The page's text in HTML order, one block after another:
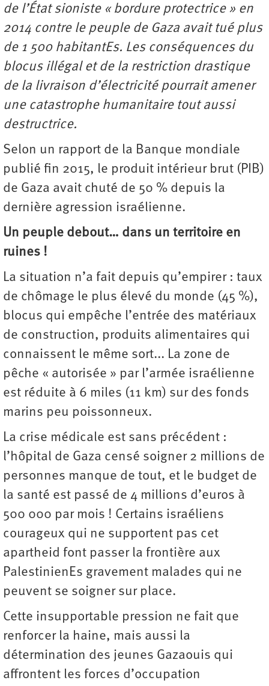
de l’État sioniste « bordure protectrice » en
2014 contre le peuple de Gaza avait tué plus
de 1 500 habitantEs. Les conséquences du
blocus illégal et de la restriction drastique
de la livraison d’électricité pourrait amener
une catastrophe humanitaire tout aussi
destructrice.
Selon un rapport de la Banque mondiale
publié fin 2015, le produit intérieur brut (PIB)
de Gaza avait chuté de 50 % depuis la
dernière agression israélienne.
Un peuple debout… dans un territoire en
ruines !
La situation n’a fait depuis qu’empirer : taux
de chômage le plus élevé du monde (45 %),
blocus qui empêche l’entrée des matériaux
de construction, produits alimentaires qui
connaissent le même sort... La zone de
pêche « autorisée » par l’armée israélienne
est réduite à 6 miles (11 km) sur des fonds
marins peu poissonneux.
La crise médicale est sans précédent :
l’hôpital de Gaza censé soigner 2 millions de
personnes manque de tout, et le budget de
la santé est passé de 4 millions d’euros à
500 000 par mois ! Certains israéliens
courageux qui ne supportent pas cet
apartheid font passer la frontière aux
PalestinienEs gravement malades qui ne
peuvent se soigner sur place.
Cette insupportable pression ne fait que
renforcer la haine, mais aussi la
détermination des jeunes Gazaouis qui
affrontent les forces d’occupation